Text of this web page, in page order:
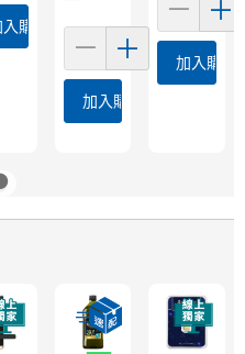
入購物車
加入購物車
加入購物